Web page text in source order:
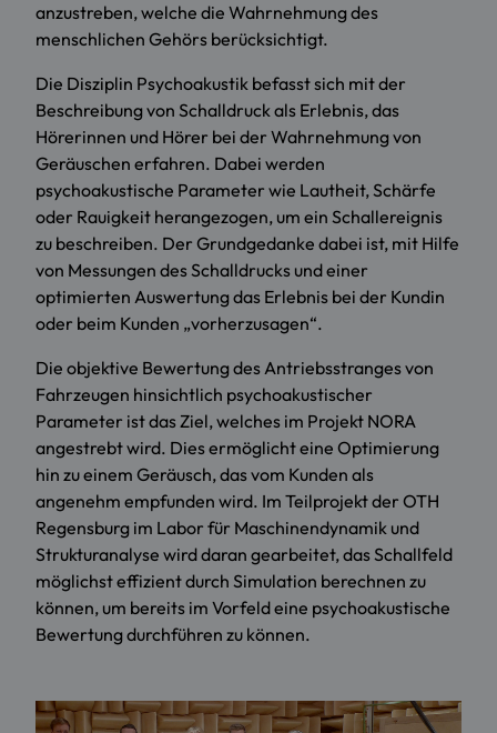
anzustreben, welche die Wahrnehmung des
menschlichen Gehörs berücksichtigt.
Die Disziplin Psychoakustik befasst sich mit der
Beschreibung von Schalldruck als Erlebnis, das
Hörerinnen und Hörer bei der Wahrnehmung von
Geräuschen erfahren. Dabei werden
psychoakustische Parameter wie Lautheit, Schärfe
oder Rauigkeit herangezogen, um ein Schallereignis
zu beschreiben. Der Grundgedanke dabei ist, mit Hilfe
von Messungen des Schalldrucks und einer
optimierten Auswertung das Erlebnis bei der Kundin
oder beim Kunden „vorherzusagen“.
Die objektive Bewertung des Antriebsstranges von
Fahrzeugen hinsichtlich psychoakustischer
Parameter ist das Ziel, welches im Projekt NORA
angestrebt wird. Dies ermöglicht eine Optimierung
hin zu einem Geräusch, das vom Kunden als
angenehm empfunden wird. Im Teilprojekt der OTH
Regensburg im Labor für Maschinendynamik und
Strukturanalyse wird daran gearbeitet, das Schallfeld
möglichst effizient durch Simulation berechnen zu
können, um bereits im Vorfeld eine psychoakustische
Bewertung durchführen zu können.